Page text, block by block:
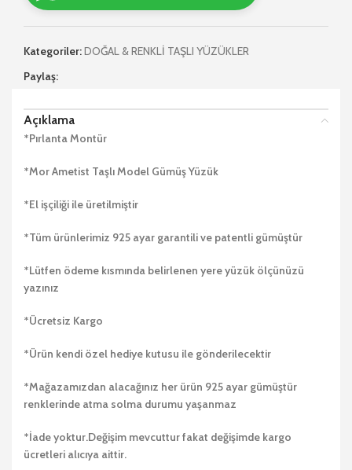
Kategoriler:DOĞAL & RENKLİ TAŞLI YÜZÜKLER
Paylaş:
Açıklama
*Pırlanta Montür
*Mor Ametist Taşlı Model Gümüş Yüzük
*El işçiliği ile üretilmiştir
*Tüm ürünlerimiz 925 ayar garantili ve patentli gümüştür
*Lütfen ödeme kısmında belirlenen yere yüzük ölçünüzü
yazınız
*Ücretsiz Kargo
*Ürün kendi özel hediye kutusu ile gönderilecektir
*Mağazamızdan alacağınız her ürün 925 ayar gümüştür
renklerinde atma solma durumu yaşanmaz
*İade yoktur.Değişim mevcuttur fakat değişimde kargo
ücretleri alıcıya aittir.